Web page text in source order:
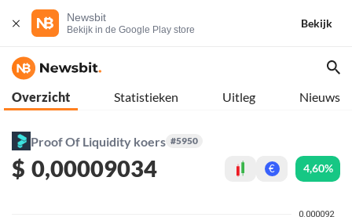
Newsbit
Bekijk in de Google Play store
Bekijk
Overzicht Statistieken Uitleg Nieuws
Proof Of Liquidity koers #5950
$ 0,00009034 € 4,60%